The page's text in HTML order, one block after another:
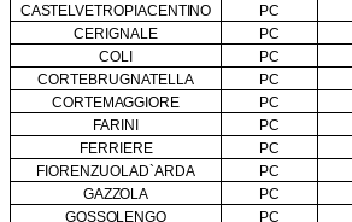
CASTELVETROPIACENTINO PC
CERIGNALE
PC
COLI
PC
CORTEBRUGNATELLA PC
CORTEMAGGIORE
PC
FARINI
PC
FERRIERE
PC
FIORENZUOLAD`ARDA PC
GAZZOLA
PC
GOSSOLENGO
PC